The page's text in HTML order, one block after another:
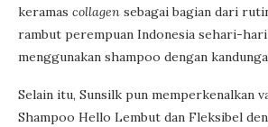
keramas collagen sebagai bagian dari
rambut perempuan Indonesia sehari-
menggunakan shampoo dengan
Selain itu, Sunsilk pun memperkenalkan
Shampoo Hello Lembut dan Fleksibel